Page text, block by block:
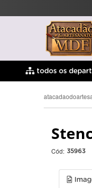
todos os
Cód: 35963